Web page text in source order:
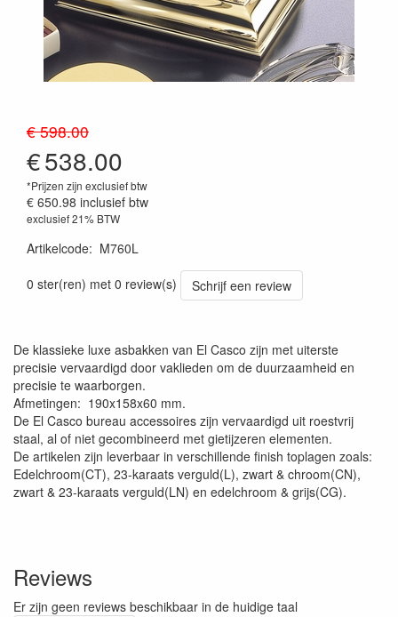
€ 598.00
€538.00
*Prijzen zijn exclusief btw
€ 650.98 inclusief btw
exclusief 21% BTW
Artikelcode: M760L
0 ster(ren) met 0 review(s)
Schrijf een review
De klassieke luxe asbakken van El Casco zijn met uiterste
precisie vervaardigd door vaklieden om de duurzaamheid en
precisie te waarborgen.
Afmetingen: 190x158x60 mm.
De El Casco bureau accessoires zijn vervaardigd uit roestvrij
staal, al of niet gecombineerd met gietijzeren elementen.
De artikelen zijn leverbaar in verschillende finish toplagen zoals:
Edelchroom(CT), 23-karaats verguld(L), zwart & chroom(CN),
zwart & 23-karaats verguld(LN) en edelchroom & grijs(CG).
Reviews
Er zijn geen reviews beschikbaar in de huidige taal